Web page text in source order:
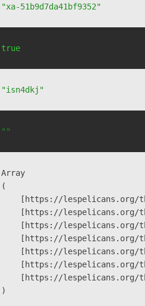
"xa-51b9d7da41bf9352"
true
"isn4dkj"
""
Array
(
[https://
[https://
[https://
[https://
[https://
[https://
[https://